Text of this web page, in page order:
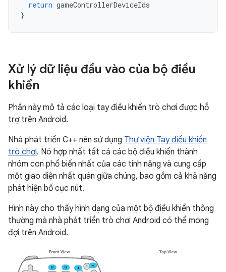
return gameControllerDeviceIds
}
Xử lý dữ liệu đầu vào của bộ điều
khiển
Phần này mô tả các loại tay điều khiển trò chơi được hỗ
trợ trên Android.
Nhà phát triển C++ nên sử dụng Thư viện Tay điều khiển
trò chơi. Nó hợp nhất tất cả các bộ điều khiển thành
nhóm con phổ biến nhất của các tính năng và cung cấp
một giao diện nhất quán giữa chúng, bao gồm cả khả năng
phát hiện bố cục nút.
Hình này cho thấy hình dạng của một bộ điều khiển thông
thường mà nhà phát triển trò chơi Android có thể mong
đợi trên Android.